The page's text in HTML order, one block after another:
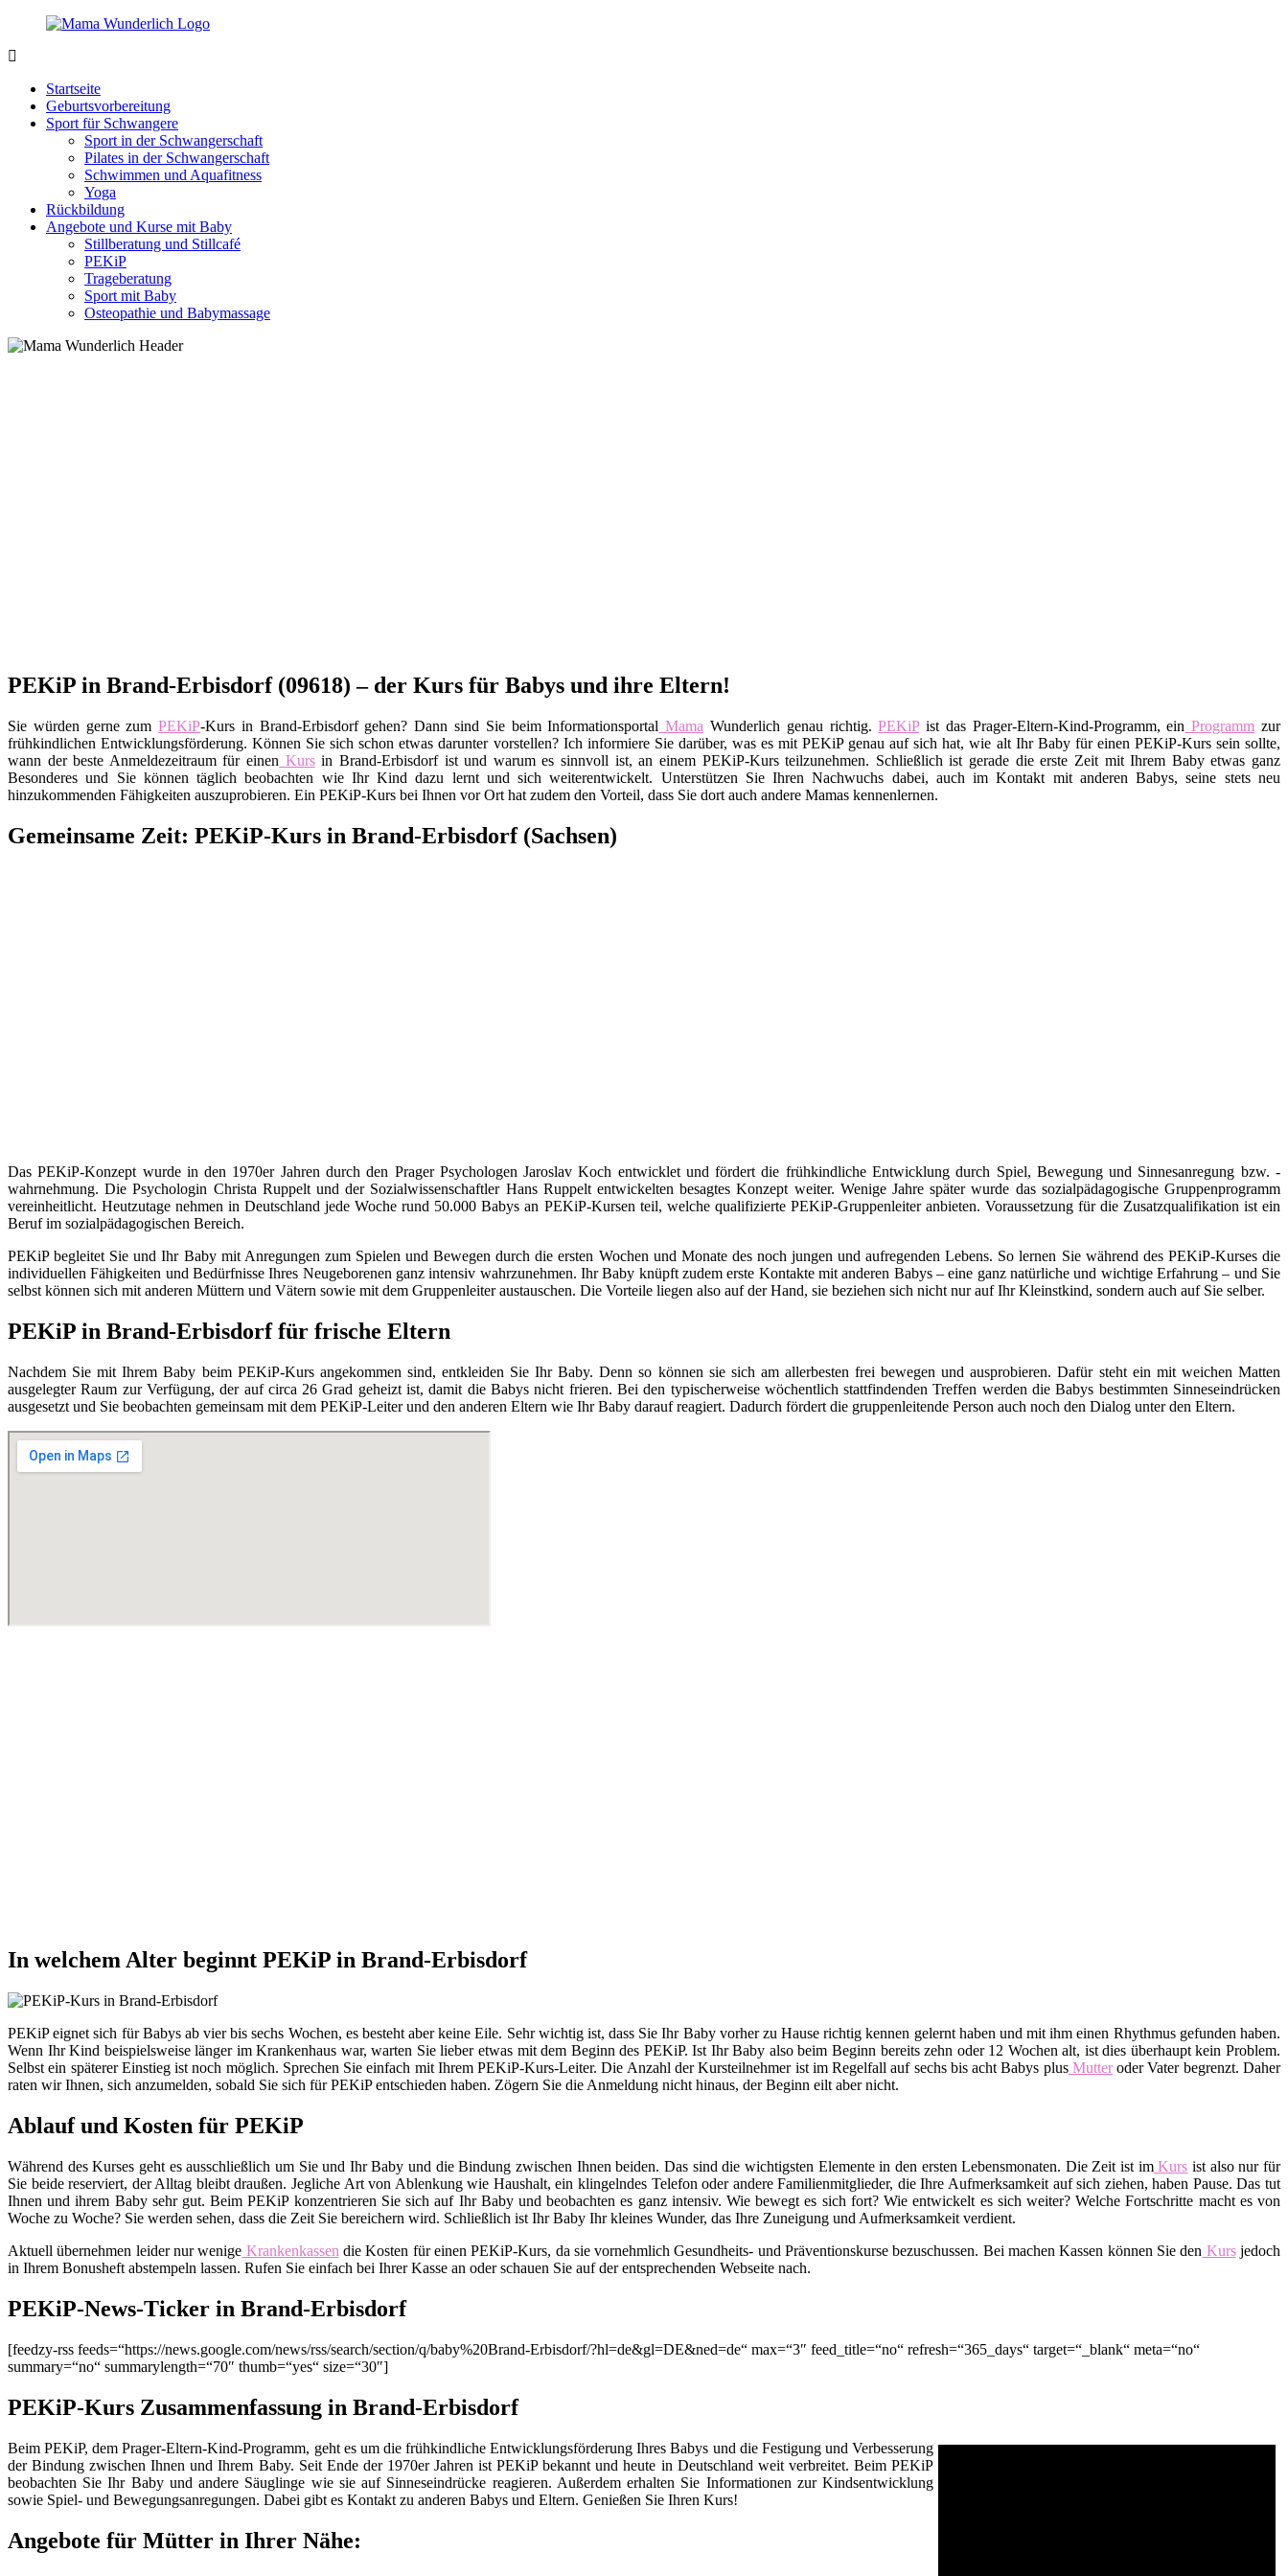
Zurück
Inhalt
sein
wunderbar!
Startseite
Geburtsvorbereitung
Sport für Schwangere
Sport in der Schwangerschaft
Pilates in der Schwangerschaft
Schwimmen und Aquafitness
Yoga
Rückbildung
Angebote und Kurse mit Baby
Stillberatung und Stillcafé
PEKiP
Trageberatung
Sport mit Baby
Osteopathie und Babymassage
PEKiP in Brand-Erbisdorf (09618) – der Kurs für Babys und ihre Eltern!
Sie würden gerne zumPEKiP-Kurs in Brand-Erbisdorf gehen? Dann sind Sie beim Informationsportal Mama Wunderlich genau richtig.PEKiPist das Prager-Eltern-Kind-Programm, ein Programm zur
frühkindlichen Entwicklungsförderung. Können Sie sich schon etwas darunter vorstellen? Ich informiere Sie darüber, was es mit PEKiP genau auf sich hat, wie alt Ihr Baby für einen PEKiP-Kurs sein sollte,
wann der beste Anmeldezeitraum für einen Kursin Brand-Erbisdorf ist und warum es sinnvoll ist, an einem PEKiP-Kurs teilzunehmen. Schließlich ist gerade die erste Zeit mit Ihrem Baby etwas ganz
Besonderes und Sie können täglich beobachten wie Ihr Kind dazu lernt und sich weiterentwickelt. Unterstützen Sie Ihren Nachwuchs dabei, auch im Kontakt mit anderen Babys, seine stets neu
hinzukommenden Fähigkeiten auszuprobieren. Ein PEKiP-Kurs bei Ihnen vor Ort hat zudem den Vorteil, dass Sie dort auch andere Mamas kennenlernen.
Gemeinsame Zeit: PEKiP-Kurs in Brand-Erbisdorf (Sachsen)
Das PEKiP-Konzept wurde in den 1970er Jahren durch den Prager Psychologen Jaroslav Koch entwicklet und fördert die frühkindliche Entwicklung durch Spiel, Bewegung und Sinnesanregung bzw. -
wahrnehmung. Die Psychologin Christa Ruppelt und der Sozialwissenschaftler Hans Ruppelt entwickelten besagtes Konzept weiter. Wenige Jahre später wurde das sozialpädagogische Gruppenprogramm
vereinheitlicht. Heutzutage nehmen in Deutschland jede Woche rund 50.000 Babys an PEKiP-Kursen teil, welche qualifizierte PEKiP-Gruppenleiter anbieten. Voraussetzung für die Zusatzqualifikation ist ein
Beruf im sozialpädagogischen Bereich.
PEKiP begleitet Sie und Ihr Baby mit Anregungen zum Spielen und Bewegen durch die ersten Wochen und Monate des noch jungen und aufregenden Lebens. So lernen Sie während des PEKiP-Kurses die
individuellen Fähigkeiten und Bedürfnisse Ihres Neugeborenen ganz intensiv wahrzunehmen. Ihr Baby knüpft zudem erste Kontakte mit anderen Babys – eine ganz natürliche und wichtige Erfahrung – und Sie
selbst können sich mit anderen Müttern und Vätern sowie mit dem Gruppenleiter austauschen. Die Vorteile liegen also auf der Hand, sie beziehen sich nicht nur auf Ihr Kleinstkind, sondern auch auf Sie selber.
PEKiP in Brand-Erbisdorf für frische Eltern
Nachdem Sie mit Ihrem Baby beim PEKiP-Kurs angekommen sind, entkleiden Sie Ihr Baby. Denn so können sie sich am allerbesten frei bewegen und ausprobieren. Dafür steht ein mit weichen Matten
ausgelegter Raum zur Verfügung, der auf circa 26 Grad geheizt ist, damit die Babys nicht frieren. Bei den typischerweise wöchentlich stattfindenden Treffen werden die Babys bestimmten Sinneseindrücken
ausgesetzt und Sie beobachten gemeinsam mit dem PEKiP-Leiter und den anderen Eltern wie Ihr Baby darauf reagiert. Dadurch fördert die gruppenleitende Person auch noch den Dialog unter den Eltern.
In welchem Alter beginnt PEKiP in Brand-Erbisdorf
PEKiP eignet sich für Babys ab vier bis sechs Wochen, es besteht aber keine Eile. Sehr wichtig ist, dass Sie Ihr Baby vorher zu Hause richtig kennen gelernt haben und mit ihm einen Rhythmus gefunden haben.
Wenn Ihr Kind beispielsweise länger im Krankenhaus war, warten Sie lieber etwas mit dem Beginn des PEKiP. Ist Ihr Baby also beim Beginn bereits zehn oder 12 Wochen alt, ist dies überhaupt kein Problem.
Selbst ein späterer Einstieg ist noch möglich. Sprechen Sie einfach mit Ihrem PEKiP-Kurs-Leiter. Die Anzahl der Kursteilnehmer ist im Regelfall auf sechs bis acht Babys plusMutteroder Vater begrenzt. Daher
raten wir Ihnen, sich anzumelden, sobald Sie sich für PEKiP entschieden haben. Zögern Sie die Anmeldung nicht hinaus, der Beginn eilt aber nicht.
Ablauf und Kosten für PEKiP
Während des Kurses geht es ausschließlich um Sie und Ihr Baby und die Bindung zwischen Ihnen beiden. Das sind die wichtigsten Elemente in den ersten Lebensmonaten. Die Zeit ist imKurs ist also nur für
Sie beide reserviert, der Alltag bleibt draußen. Jegliche Art von Ablenkung wie Haushalt, ein klingelndes Telefon oder andere Familienmitglieder, die Ihre Aufmerksamkeit auf sich ziehen, haben Pause. Das tut
Ihnen und ihrem Baby sehr gut. Beim PEKiP konzentrieren Sie sich auf Ihr Baby und beobachten es ganz intensiv. Wie bewegt es sich fort? Wie entwickelt es sich weiter? Welche Fortschritte macht es von
Woche zu Woche? Sie werden sehen, dass die Zeit Sie bereichern wird. Schließlich ist Ihr Baby Ihr kleines Wunder, das Ihre Zuneigung und Aufmerksamkeit verdient.
Aktuell übernehmen leider nur wenige Krankenkassen die Kosten für einen PEKiP-Kurs, da sie vornehmlich Gesundheits- und Präventionskurse bezuschussen. Bei machen Kassen können Sie den Kursjedoch
in Ihrem Bonusheft abstempeln lassen. Rufen Sie einfach bei Ihrer Kasse an oder schauen Sie auf der entsprechenden Webseite nach.
PEKiP-News-Ticker in Brand-Erbisdorf
[feedzy-rss feeds=“https://news.google.com/news/rss/search/section/q/baby%20Brand-Erbisdorf/?hl=de&gl=DE&ned=de“ max=“3″ feed_title=“no“ refresh=“365_days“ target=“_blank“ meta=“no“
summary=“no“ summarylength=“70″ thumb=“yes“ size=“30″]
PEKiP-Kurs Zusammenfassung in Brand-Erbisdorf
Beim PEKiP, dem Prager-Eltern-Kind-Programm, geht es um die frühkindliche Entwicklungsförderung Ihres Babys und die Festigung und Verbesserung
der Bindung zwischen Ihnen und Ihrem Baby. Seit Ende der 1970er Jahren ist PEKiP bekannt und heute in Deutschland weit verbreitet. Beim PEKiP
beobachten Sie Ihr Baby und andere Säuglinge wie sie auf Sinneseindrücke reagieren. Außerdem erhalten Sie Informationen zur Kindsentwicklung
sowie Spiel- und Bewegungsanregungen. Dabei gibt es Kontakt zu anderen Babys und Eltern. Genießen Sie Ihren Kurs!
Angebote für Mütter in Ihrer Nähe: